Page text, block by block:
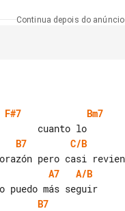
Continua depois do anúncio
F#7
Bm7
B7
C/B
A7
A/B
B7